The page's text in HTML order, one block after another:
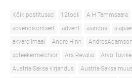
Kõik postitused 12tooli A H Tammsaare
advendikontsert
advent aiandus
akvarellmaal
Andre Hinn AndresAdamson
apteekermelchior
Ars Revalia Arvo
Austria-Saksa kirjandus
Austria-Saksa